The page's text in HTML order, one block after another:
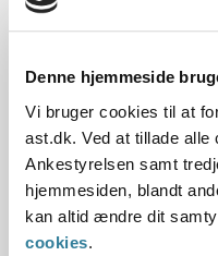
Denne hjemmeside
Vi bruger cookies til at
ast.dk. Ved at tillade
Ankestyrelsen samt
hjemmesiden, blandt
kan altid ændre dit
cookies.
15.09.2000
Offentliggørelsesdato
11.07.2013
Paragraf
§ 37 § 5 § 7 § 71 § 31